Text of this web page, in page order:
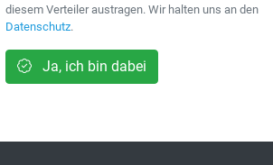
diesem Verteiler austragen. Wir halten uns an den
Datenschutz.
Ja, ich bin dabei